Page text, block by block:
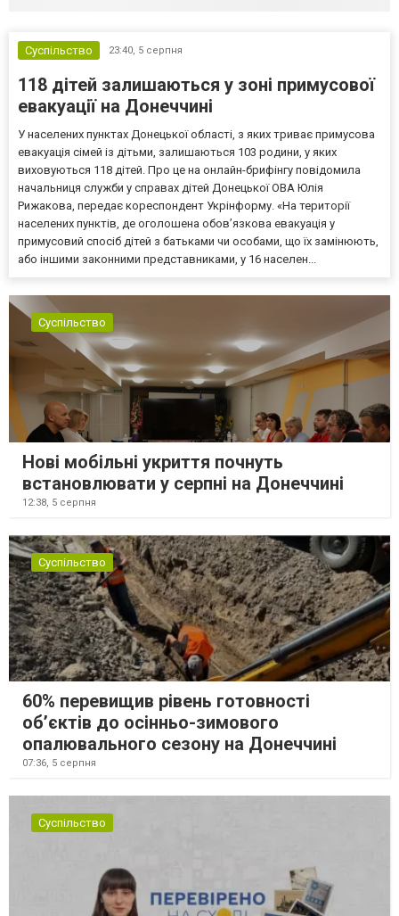
Суспільство 23:40, 5 серпня
118 дітей залишаються у зоні примусової
евакуації на Донеччині
У населених пунктах Донецької області, з яких триває примусова
евакуація сімей із дітьми, залишаються 103 родини, у яких
виховуються 118 дітей. Про це на онлайн-брифінгу повідомила
начальниця служби у справах дітей Донецької ОВА Юлія
Рижакова, передає кореспондент Укрінформу. «На території
населених пунктів, де оголошена обов’язкова евакуація у
примусовий спосіб дітей з батьками чи особами, що їх замінюють,
або іншими законними представниками, у 16 населен...
Суспільство
Нові мобільні укриття почнуть
встановлювати у серпні на Донеччині
12:38, 5 серпня
Суспільство
60% перевищив рівень готовності
об’єктів до осінньо-зимового
опалювального сезону на Донеччині
07:36, 5 серпня
Суспільство